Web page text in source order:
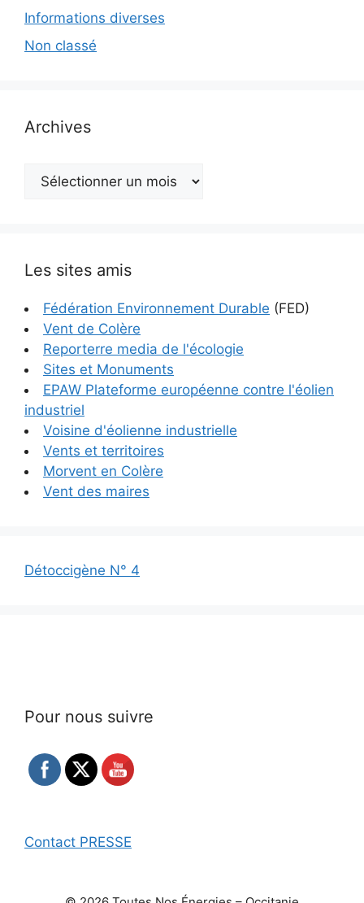
Informations diverses
Non classé
Archives
Archives
Les sites amis
Fédération Environnement Durable (FED)
Vent de Colère
Reporterre media de l'écologie
Sites et Monuments
EPAW Plateforme européenne contre l'éolien
industriel
Voisine d'éolienne industrielle
Vents et territoires
Morvent en Colère
Vent des maires
Détoccigène N° 4
Pour nous suivre
Contact PRESSE